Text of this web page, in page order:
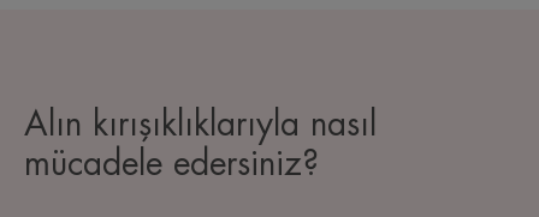
Alın kırışıklıklarıyla nasıl
mücadele edersiniz?